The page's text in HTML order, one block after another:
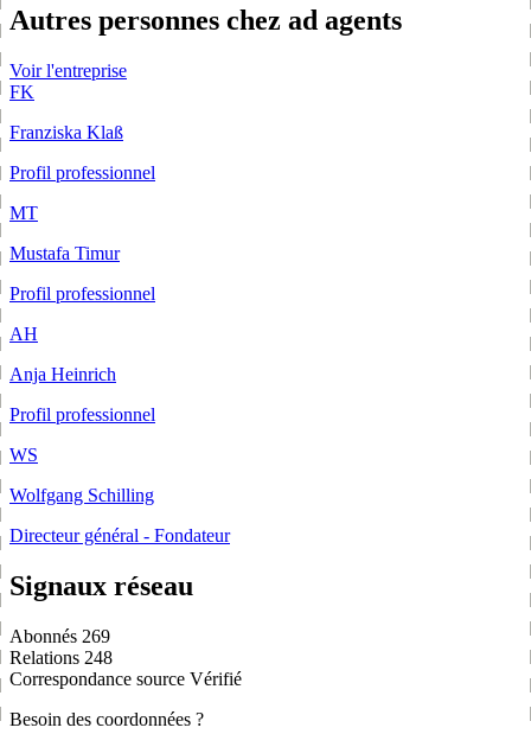
Autres personnes chez ad agents
Voir l'entreprise
FK
Franziska Klaß
Profil professionnel
MT
Mustafa Timur
Profil professionnel
AH
Anja Heinrich
Profil professionnel
WS
Wolfgang Schilling
Directeur général - Fondateur
Signaux réseau
Abonnés 269
Relations 248
Correspondance source Vérifié
Besoin des coordonnées ?